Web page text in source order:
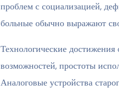
проблем с социализацией,
больные обычно выражают
Технологические
возможностей, простоты
Аналоговые устройства